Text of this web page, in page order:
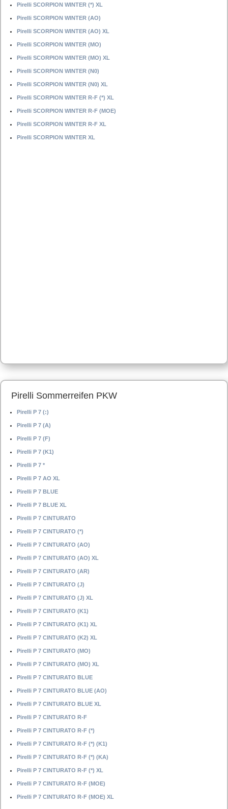
Pirelli SCORPION WINTER (*) XL
Pirelli SCORPION WINTER (AO)
Pirelli SCORPION WINTER (AO) XL
Pirelli SCORPION WINTER (MO)
Pirelli SCORPION WINTER (MO) XL
Pirelli SCORPION WINTER (N0)
Pirelli SCORPION WINTER (N0) XL
Pirelli SCORPION WINTER R-F (*) XL
Pirelli SCORPION WINTER R-F (MOE)
Pirelli SCORPION WINTER R-F XL
Pirelli SCORPION WINTER XL
Pirelli Sommerreifen PKW
Pirelli P 7 (:)
Pirelli P 7 (A)
Pirelli P 7 (F)
Pirelli P 7 (K1)
Pirelli P 7 *
Pirelli P 7 AO XL
Pirelli P 7 BLUE
Pirelli P 7 BLUE XL
Pirelli P 7 CINTURATO
Pirelli P 7 CINTURATO (*)
Pirelli P 7 CINTURATO (AO)
Pirelli P 7 CINTURATO (AO) XL
Pirelli P 7 CINTURATO (AR)
Pirelli P 7 CINTURATO (J)
Pirelli P 7 CINTURATO (J) XL
Pirelli P 7 CINTURATO (K1)
Pirelli P 7 CINTURATO (K1) XL
Pirelli P 7 CINTURATO (K2) XL
Pirelli P 7 CINTURATO (MO)
Pirelli P 7 CINTURATO (MO) XL
Pirelli P 7 CINTURATO BLUE
Pirelli P 7 CINTURATO BLUE (AO)
Pirelli P 7 CINTURATO BLUE XL
Pirelli P 7 CINTURATO R-F
Pirelli P 7 CINTURATO R-F (*)
Pirelli P 7 CINTURATO R-F (*) (K1)
Pirelli P 7 CINTURATO R-F (*) (KA)
Pirelli P 7 CINTURATO R-F (*) XL
Pirelli P 7 CINTURATO R-F (MOE)
Pirelli P 7 CINTURATO R-F (MOE) XL